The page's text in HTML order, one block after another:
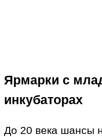
Ярмарки с
инкубаторах
До 20 века шансы